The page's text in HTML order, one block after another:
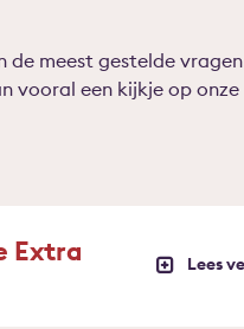
de meest gestelde vragen
vooral een kijkje op onze
Extra